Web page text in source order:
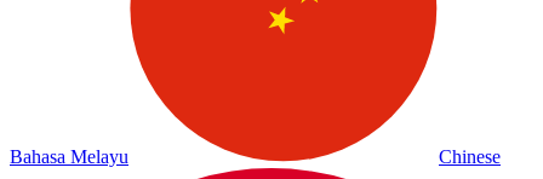
Bahasa Melayu Chinese